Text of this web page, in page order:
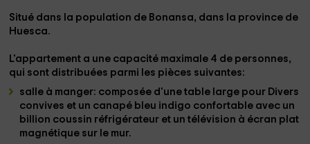
Situé dans la population de Bonansa, dans la province de
Huesca.
L'appartement a une capacité maximale 4 de personnes,
qui sont distribuées parmi les pièces suivantes:
salle à manger: composée d'une table large pour Divers
convives et un canapé bleu indigo confortable avec un
billion coussin réfrigérateur et untélévision à écran plat
magnétique sur le mur.